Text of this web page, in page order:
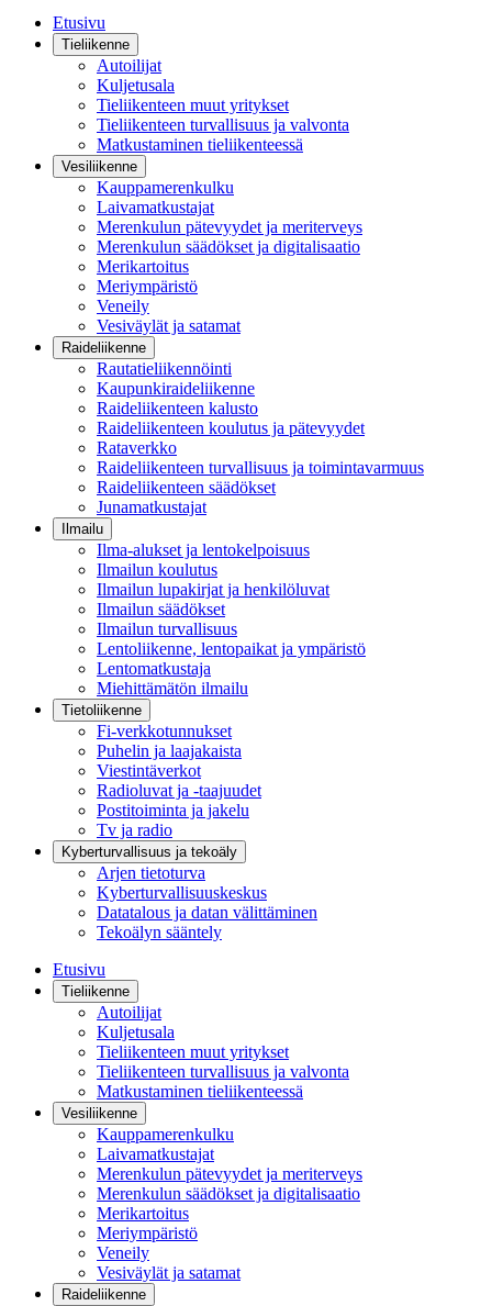
Etusivu
Tieliikenne
Autoilijat
Kuljetusala
Tieliikenteen muut yritykset
Tieliikenteen turvallisuus ja valvonta
Matkustaminen tieliikenteessä
Vesiliikenne
Kauppamerenkulku
Laivamatkustajat
Merenkulun pätevyydet ja meriterveys
Merenkulun säädökset ja digitalisaatio
Merikartoitus
Meriympäristö
Veneily
Vesiväylät ja satamat
Raideliikenne
Rautatieliikennöinti
Kaupunkiraideliikenne
Raideliikenteen kalusto
Raideliikenteen koulutus ja pätevyydet
Rataverkko
Raideliikenteen turvallisuus ja toimintavarmuus
Raideliikenteen säädökset
Junamatkustajat
Ilmailu
Ilma-alukset ja lentokelpoisuus
Ilmailun koulutus
Ilmailun lupakirjat ja henkilöluvat
Ilmailun säädökset
Ilmailun turvallisuus
Lentoliikenne, lentopaikat ja ympäristö
Lentomatkustaja
Miehittämätön ilmailu
Tietoliikenne
Fi-verkkotunnukset
Puhelin ja laajakaista
Viestintäverkot
Radioluvat ja -taajuudet
Postitoiminta ja jakelu
Tv ja radio
Kyberturvallisuus ja tekoäly
Arjen tietoturva
Kyberturvallisuuskeskus
Datatalous ja datan välittäminen
Tekoälyn sääntely
Etusivu
Tieliikenne
Autoilijat
Kuljetusala
Tieliikenteen muut yritykset
Tieliikenteen turvallisuus ja valvonta
Matkustaminen tieliikenteessä
Vesiliikenne
Kauppamerenkulku
Laivamatkustajat
Merenkulun pätevyydet ja meriterveys
Merenkulun säädökset ja digitalisaatio
Merikartoitus
Meriympäristö
Veneily
Vesiväylät ja satamat
Raideliikenne